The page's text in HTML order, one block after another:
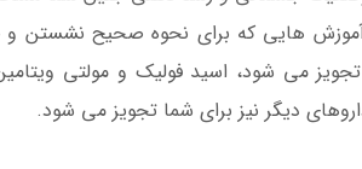
هایی که برای نحوه صحیح نشستن و
می شود، اسید فولیک و مولتی
دیگر نیز برای شما تجویز می شود.